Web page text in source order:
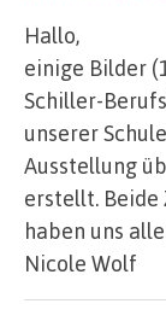
Hallo,
einige Bilder
Schiller-
unserer
Ausstellung
erstellt. Beide
haben uns
Nicole Wolf